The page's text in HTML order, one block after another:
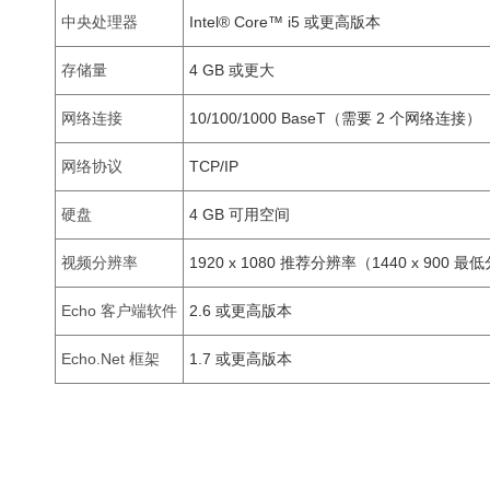
中央处理器 Intel® Core™ i5 或更高版本
存储量 4 GB 或更大
网络连接 10/100/1000 BaseT（需要 2 个网络连接）
网络协议 TCP/IP
硬盘 4 GB 可用空间
视频分辨率 1920 x 1080 推荐分辨率（1440 x 900 最低
Echo 客户端软件 2.6 或更高版本
Echo.Net 框架 1.7 或更高版本